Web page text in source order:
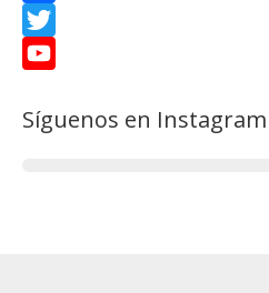
s
t
F
a
e
T
io
Síguenos en Instagram